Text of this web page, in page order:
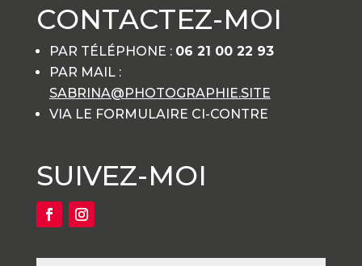
CONTACTEZ-MOI
PAR TÉLÉPHONE : 06 21 00 22 93
PAR MAIL :
SABRINA@PHOTOGRAPHIE.SITE
VIA LE FORMULAIRE CI-CONTRE
SUIVEZ-MOI